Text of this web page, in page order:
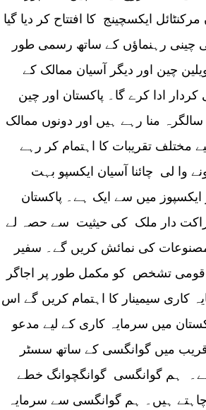
ایکسچینج کا افتتاح کر دیا گیا
چینی رہنماؤں کے ساتھ رسمی طور
چین اور دیگر آسیان ممالک کے
ادا کرے گا۔ پاکستان اور چین
سفارتی تعلقات کے قیام کی 70 ویں سالگرہ منا رہے ہیں اور دونوں ممالک
مختلف تقریبات کا اہتمام کر رہے
وا لی چائنا آسیان ایکسپو بہت
میں سے ایک ہے۔ پاکستان
دار ملک کی حیثیت سے حصہ لے
پاکستانی مصنوعات کی نمائش کریں گے۔ سفیر
قومی تشخص کو مکمل طور پر اجاگر
کاری سیمینار کا اہتمام کریں گے اس
میں سرمایہ کاری کے لیے مدعو
میں گوانگسی کے ساتھ سسٹر
ہے۔ ہم گوانگسی گوانگچوانگ خطے
ہیں۔ ہم گوانگسی سے سرمایہ